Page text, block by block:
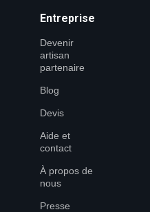
Entreprise
Devenir
artisan
partenaire
Blog
Devis
Aide et
contact
À propos de
nous
Presse